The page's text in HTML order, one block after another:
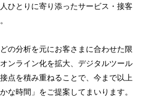
ひとりに寄り添ったサービス・接客
の分析を元にお客さまに合わせた限
ンライン化を拡大、デジタルツール
点を積み重ねることで、今まで以上
な時間」をご提案してまいります。